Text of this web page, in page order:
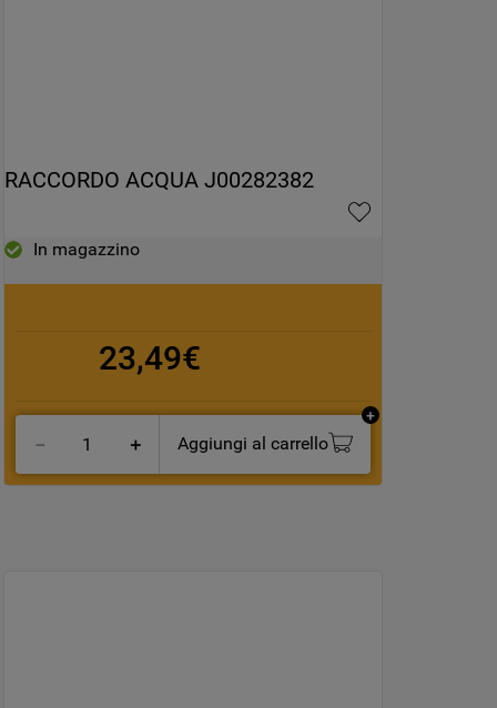
RACCORDO ACQUA J00282382
In magazzino
23,49€
＋
－ Aggiungi al carrello